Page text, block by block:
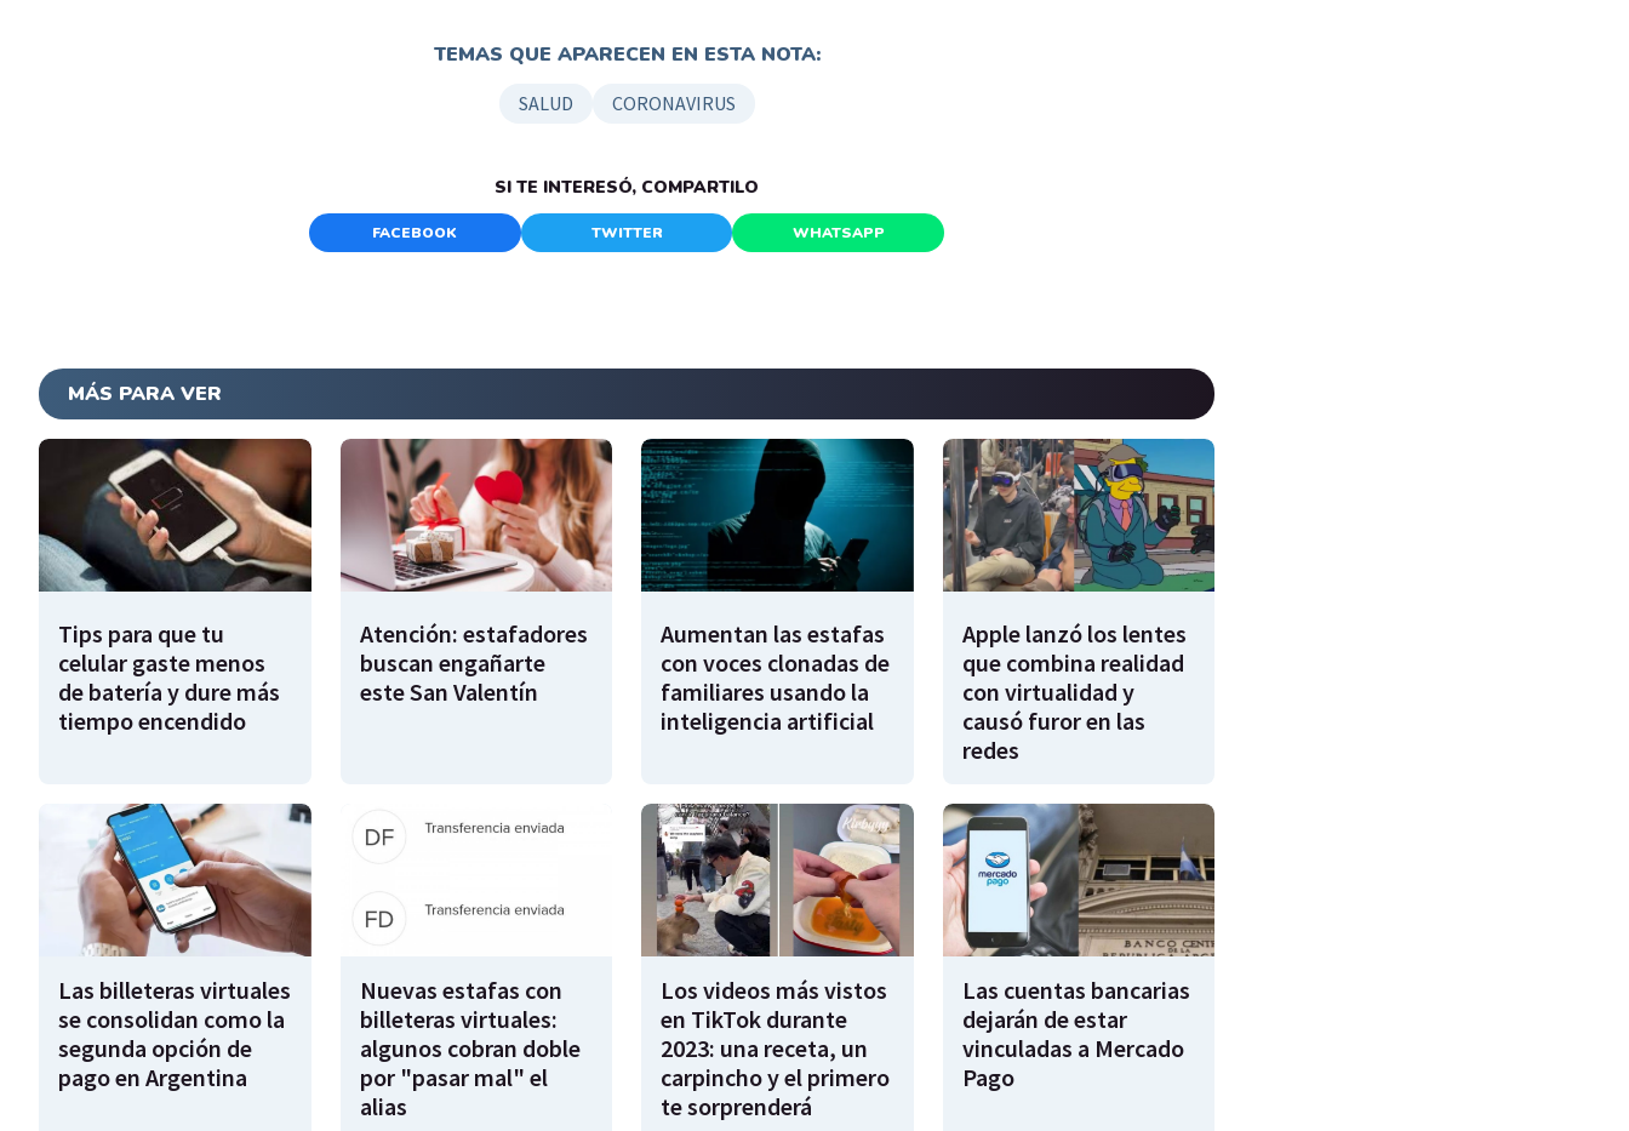
TEMAS QUE APARECEN EN ESTA NOTA:
SALUD CORONAVIRUS
SI TE INTERESÓ, COMPARTILO
FACEBOOK TWITTER WHATSAPP
MÁS PARA VER
Tips para que tu
celular gaste menos
de batería y dure más
tiempo encendido
Atención: estafadores
buscan engañarte
este San Valentín
Aumentan las estafas
con voces clonadas de
familiares usando la
inteligencia artificial
Apple lanzó los lentes
que combina realidad
con virtualidad y
causó furor en las
redes
Las billeteras virtuales
se consolidan como la
segunda opción de
pago en Argentina
Nuevas estafas con
billeteras virtuales:
algunos cobran doble
por "pasar mal" el
alias
Los videos más vistos
en TikTok durante
2023: una receta, un
carpincho y el primero
te sorprenderá
Las cuentas bancarias
dejarán de estar
vinculadas a Mercado
Pago